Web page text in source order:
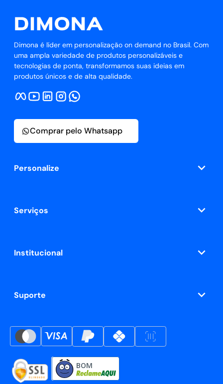
Dimona é líder em personalização on demand no Brasil. Com
uma ampla variedade de produtos personalizáveis e
tecnologias de ponta, transformamos suas ideias em
produtos únicos e de alta qualidade.
Personalize
Serviços
Institucional
Suporte
Comprar pelo Whatsapp
BOM